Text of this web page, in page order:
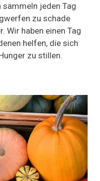
ihren
Hunger
stillen:
Ein
Besuch
bei
der
jeden Tag
zu schade
Wir haben einen Tag
helfen, die sich
zu stillen.